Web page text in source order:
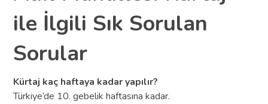
ile İlgili Sık Sorulan
Sorular
Kürtaj kaç haftaya kadar yapılır?
Türkiye’de 10. gebelik haftasına kadar.